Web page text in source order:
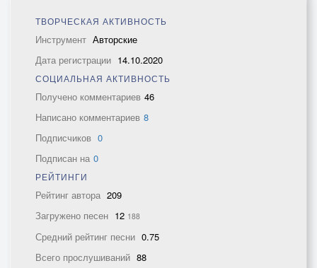
ТВОРЧЕСКАЯ АКТИВНОСТЬ
Инструмент Авторские
Дата регистрации 14.10.2020
СОЦИАЛЬНАЯ АКТИВНОСТЬ
Получено комментариев 46
Написано комментариев 8
Подписчиков 0
Подписан на 0
РЕЙТИНГИ
Рейтинг автора 209
Загружено песен 12 188
Средний рейтинг песни 0.75
Всего прослушиваний 88